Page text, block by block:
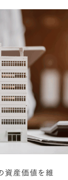
資産価値を維